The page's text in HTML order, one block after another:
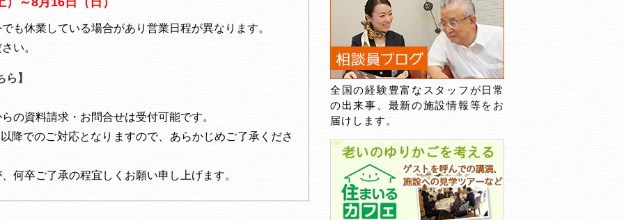
も休業している場合があり営業日程が異なります。
い。
】
の資料請求・お問合せは受付可能です。
降でのご対応となりますので、あらかじめご了承くださ
何卒ご了承の程宜しくお願い申し上げます。
全国の経験豊富なスタッフが日常
の出来事、最新の施設情報等をお
届けします。